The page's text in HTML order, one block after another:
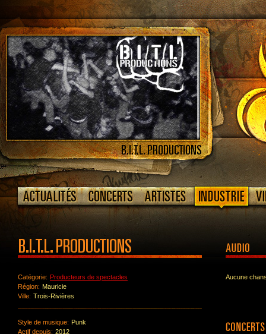
Catégorie: Producteurs de spectacles
Région: Mauricie
Ville: Trois-Rivières
Style de musique: Punk
Actif depuis: 2012
Aucune